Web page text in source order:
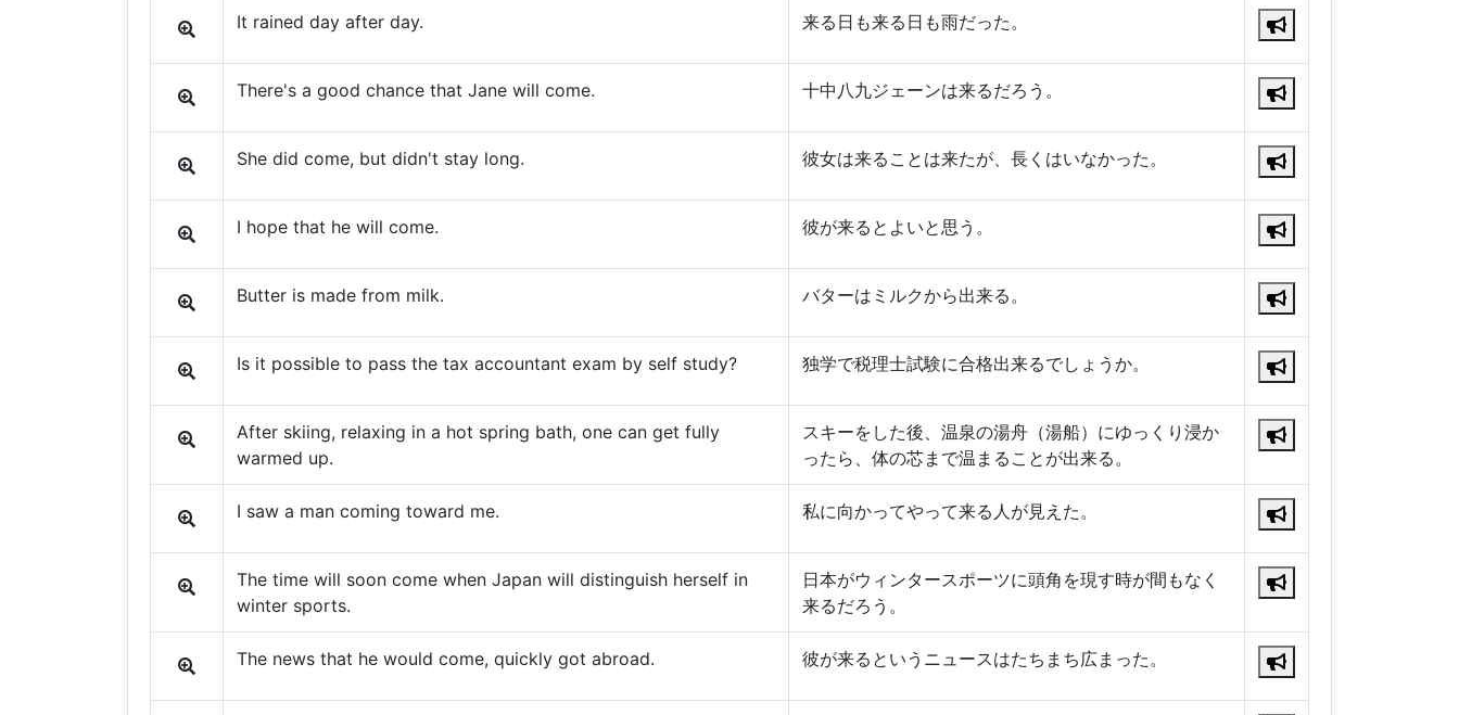
It rained day after day. 来る日も来る日も雨だった。
There's a good chance that Jane will come. 十中八九ジェーンは来るだろう。
She did come, but didn't stay long. 彼女は来ることは来たが、長くはいなかった。
I hope that he will come. 彼が来るとよいと思う。
Butter is made from milk. バターはミルクから出来る。
Is it possible to pass the tax accountant exam by self study? 独学で税理士試験に合格出来るでしょうか。
After skiing, relaxing in a hot spring bath, one can get fully
warmed up.
スキーをした後、温泉の湯舟（湯船）にゆっくり浸か
ったら、体の芯まで温まることが出来る。
I saw a man coming toward me. 私に向かってやって来る人が見えた。
The time will soon come when Japan will distinguish herself in
winter sports.
日本がウィンタースポーツに頭角を現す時が間もなく
来るだろう。
The news that he would come, quickly got abroad. 彼が来るというニュースはたちまち広まった。